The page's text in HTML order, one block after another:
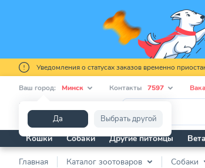
Уведомления о статусах заказов временно
Ваш город: Минск
Да Выбрать другой
Контакты 7597
Кошки Собаки Другие питомцы
Главная Каталог зоотоваров Собаки